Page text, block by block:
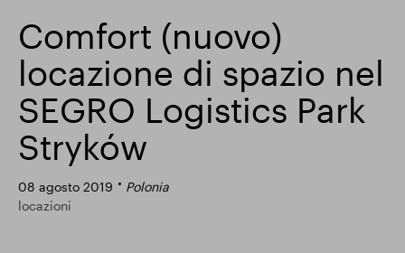
search
Ricerca popolare
Responsabile SEGRO
Slough proprietà commerciale
Comfort (nuovo)
locazione di spazio nel
SEGRO Logistics Park
Stryków
08 agosto 2019
Polonia
locazioni